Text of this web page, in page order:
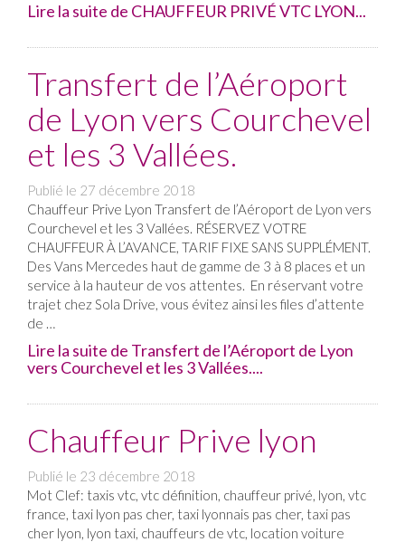
Lire la suite de CHAUFFEUR PRIVÉ VTC LYON...
Transfert de l’Aéroport
de Lyon vers Courchevel
et les 3 Vallées.
Publié le 27 décembre 2018
Chauffeur Prive Lyon Transfert de l’Aéroport de Lyon vers
Courchevel et les 3 Vallées. RÉSERVEZ VOTRE
CHAUFFEUR À L’AVANCE, TARIF FIXE SANS SUPPLÉMENT.
Des Vans Mercedes haut de gamme de 3 à 8 places et un
service à la hauteur de vos attentes. En réservant votre
trajet chez Sola Drive, vous évitez ainsi les files d’attente
de …
Lire la suite de Transfert de l’Aéroport de Lyon
vers Courchevel et les 3 Vallées....
Chauffeur Prive lyon
Publié le 23 décembre 2018
Mot Clef: taxis vtc, vtc définition, chauffeur privé, lyon, vtc
france, taxi lyon pas cher, taxi lyonnais pas cher, taxi pas
cher lyon, lyon taxi, chauffeurs de vtc, location voiture